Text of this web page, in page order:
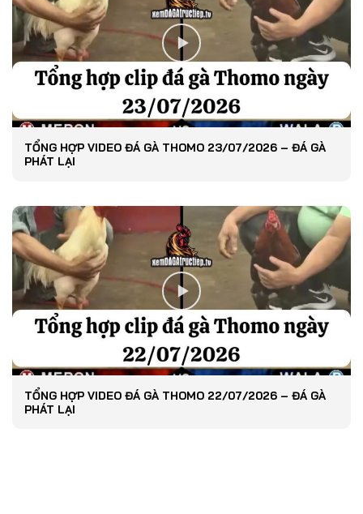
TỔNG HỢP VIDEO ĐÁ GÀ THOMO 23/07/2026 – ĐÁ GÀ
PHÁT LẠI
TỔNG HỢP VIDEO ĐÁ GÀ THOMO 22/07/2026 – ĐÁ GÀ
PHÁT LẠI